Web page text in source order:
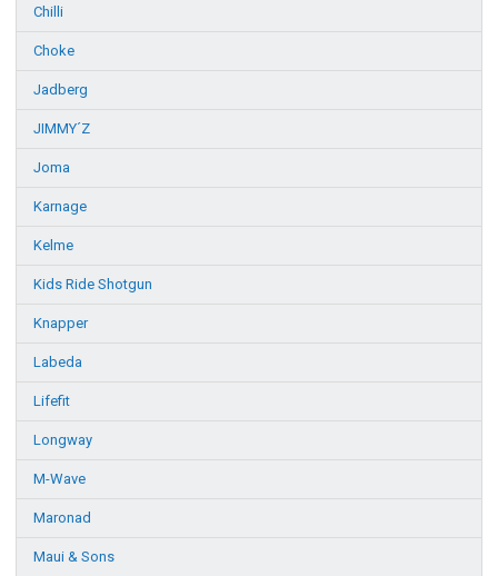
Chilli
Choke
Jadberg
JIMMY´Z
Joma
Karnage
Kelme
Kids Ride Shotgun
Knapper
Labeda
Lifefit
Longway
M-Wave
Maronad
Maui & Sons